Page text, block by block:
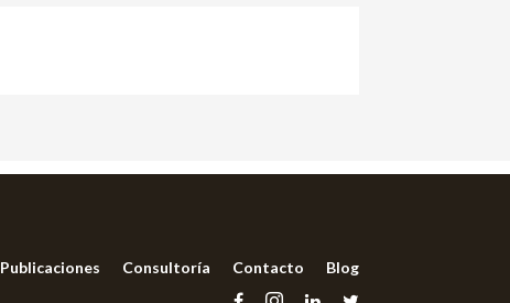
Publicaciones Consultoría Contacto Blog